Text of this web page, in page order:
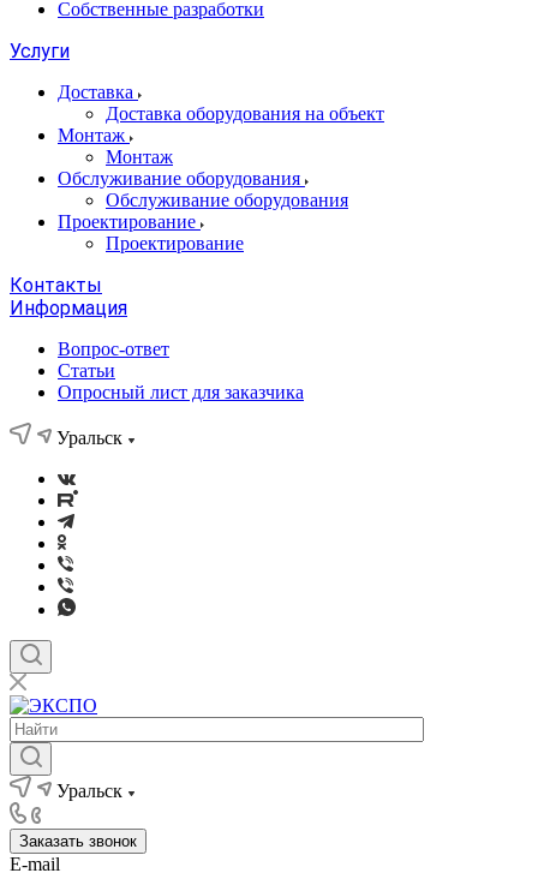
Собственные разработки
Услуги
Доставка
Доставка оборудования на объект
Монтаж
Монтаж
Обслуживание оборудования
Обслуживание оборудования
Проектирование
Проектирование
Контакты
Информация
Вопрос-ответ
Статьи
Опросный лист для заказчика
Уральск
Уральск
Заказать звонок
E-mail